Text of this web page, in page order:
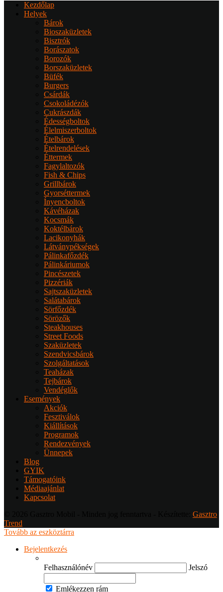
Kezdőlap
Helyek
Bárok
Bioszaküzletek
Bisztrók
Borászatok
Borozók
Borszaküzletek
Büfék
Burgers
Csárdák
Csokoládézók
Cukrászdák
Édességboltok
Élelmiszerboltok
Ételbárok
Ételrendelések
Éttermek
Fagylaltozók
Fish & Chips
Grillbárok
Gyorséttermek
Ínyencboltok
Kávéházak
Kocsmák
Koktélbárok
Lacikonyhák
Látványpékségek
Pálinkafőzdék
Pálinkáriumok
Pincészetek
Pizzériák
Sajtszaküzletek
Salátabárok
Sörfőzdék
Sörözők
Steakhouses
Street Foods
Szaküzletek
Szendvicsbárok
Szolgáltatások
Teaházak
Tejbárok
Vendéglők
Események
Akciók
Fesztiválok
Kiállítások
Programok
Rendezvények
Ünnepek
Blog
GYIK
Támogatóink
Médiaajánlat
Kapcsolat
Gasztro
Trend
Tovább az eszköztárra
Bejelentkezés
Felhasználónév Jelszó
Emlékezzen rám